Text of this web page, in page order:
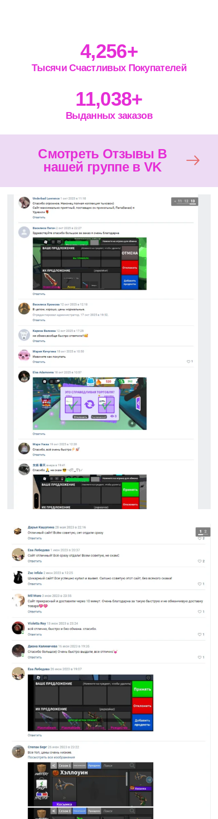
Тысячи Счастливых Покупателей
4,256+
Выданных заказов
11,038+
Смотреть Отзывы В
нашей группе в VK